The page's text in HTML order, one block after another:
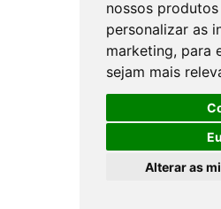
nossos
personalizar as
marketing, para
sejam mais
Alterar as